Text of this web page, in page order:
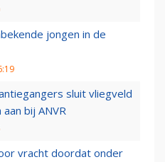
jongen in de
sluit vliegveld
bij ANVR
vracht doordat onder